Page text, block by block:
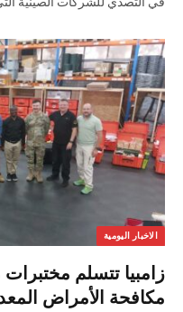
الاخبار اليومية
زامبيا تتسلم
مكافحة الأمراض